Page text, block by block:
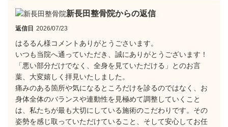
新長田整骨院からの返信
返信日 2026/07/23
はるるん様コメントありがとうごさいます。
いつも当院へ通っていただき、誠にありがとうございます！
​「悪い部分だけでなく、全身を見ていただける」とのお言
葉、大変嬉しく拝見いたしました。
​痛みのある箇所や気になるところだけを診るのではなく、お
身体全体のバランスや連動性を見極めて調整していくこと
は、私たちが最も大切にしている施術のこだわりです。その
姿勢を感じ取っていただけていること、そして安心してお任